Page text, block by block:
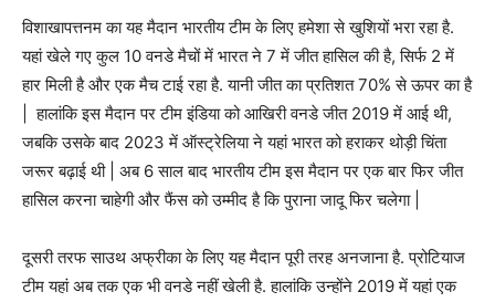
विशाखापत्तनम का यह मैदान भारतीय टीम के लिए हमेशा से खुशियों भरा रहा है.
यहां खेले गए कुल 10 वनडे मैचों में भारत ने 7 में जीत हासिल की है, सिर्फ 2 में
हार मिली है और एक मैच टाई रहा है. यानी जीत का प्रतिशत 70% से ऊपर का है
| हालांकि इस मैदान पर टीम इंडिया को आखिरी वनडे जीत 2019 में आई थी,
जबकि उसके बाद 2023 में ऑस्ट्रेलिया ने यहां भारत को हराकर थोड़ी चिंता
जरूर बढ़ाई थी | अब 6 साल बाद भारतीय टीम इस मैदान पर एक बार फिर जीत
हासिल करना चाहेगी और फैंस को उम्मीद है कि पुराना जादू फिर चलेगा |
दूसरी तरफ साउथ अफ्रीका के लिए यह मैदान पूरी तरह अनजाना है. प्रोटियाज
टीम यहां अब तक एक भी वनडे नहीं खेली है. हालांकि उन्होंने 2019 में यहां एक